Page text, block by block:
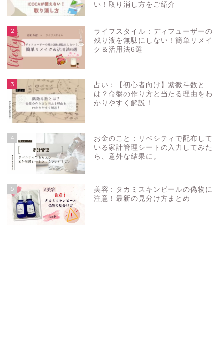
い！取り消し方をご紹介
2
ライフスタイル：ディフューザーの
残り液を無駄にしない！簡単リメイ
ク＆活用法6選
3
占い：【初心者向け】紫微斗数と
は？命盤の作り方と当たる理由をわ
かりやすく解説！
4
お金のこと：リベシティで配布して
いる家計管理シートの入力してみた
ら、意外な結果に。
5
美容：タカミスキンピールの偽物に
注意！最新の見分け方まとめ